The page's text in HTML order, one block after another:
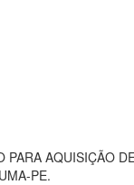
AQUISIÇÃO
PE.